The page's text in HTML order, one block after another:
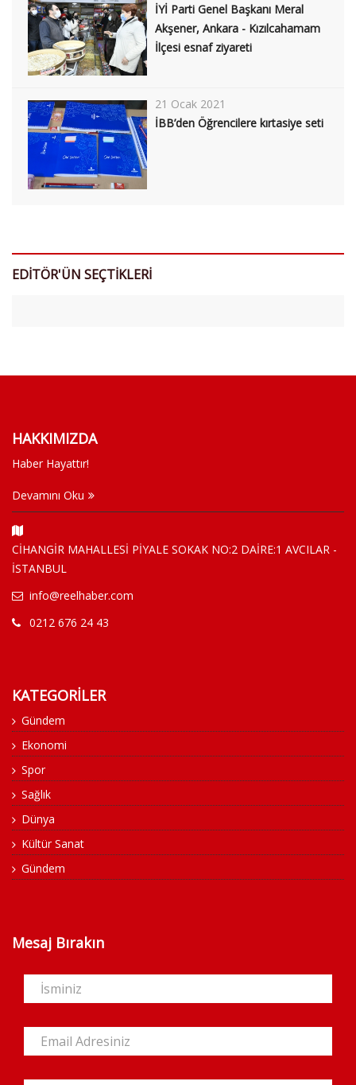
İYİ Parti Genel Başkanı Meral
Akşener, Ankara - Kızılcahamam
İlçesi esnaf ziyareti
21 Ocak 2021
İBB’den Öğrencilere kırtasiye seti
EDİTÖR'ÜN SEÇTİKLERİ
HAKKIMIZDA
Haber Hayattır!
Devamını Oku
CİHANGİR MAHALLESİ PİYALE SOKAK NO:2 DAİRE:1 AVCILAR -
İSTANBUL
info@reelhaber.com
0212 676 24 43
KATEGORİLER
Gündem
Ekonomi
Spor
Sağlık
Dünya
Kültür Sanat
Gündem
Mesaj Bırakın